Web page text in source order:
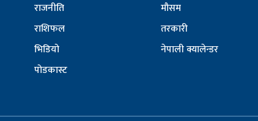
राजनीति
राशिफल
भिडियो
पोडकास्ट
मौसम
तरकारी
नेपाली क्यालेन्डर